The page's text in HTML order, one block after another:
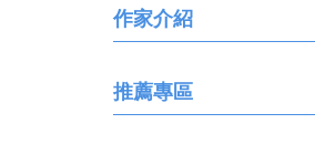
作家介紹
推薦專區